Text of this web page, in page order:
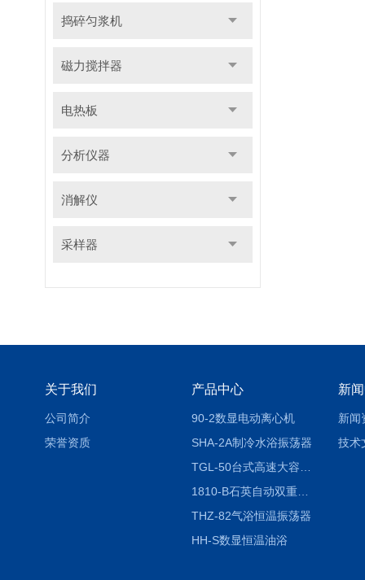
捣碎匀浆机
磁力搅拌器
电热板
分析仪器
消解仪
采样器
关于我们
公司简介
荣誉资质
产品中心
90-2数显电动离心机
SHA-2A制冷水浴振荡器
1810-B石英自动双重纯水蒸馏水器
THZ-82气浴恒温振荡器
HH-S数显恒温油浴
新
新闻
技术